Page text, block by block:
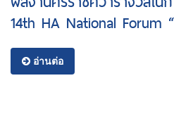
14th HA National Forum
อ่านต่อ